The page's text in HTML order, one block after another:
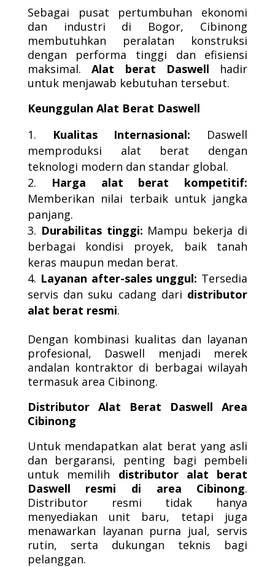
Sebagai pusat pertumbuhan ekonomi
dan industri di Bogor, Cibinong
membutuhkan peralatan konstruksi
dengan performa tinggi dan efisiensi
maksimal.Alat berat Daswell hadir
untuk menjawab kebutuhan tersebut.
Keunggulan Alat Berat Daswell
Kualitas Internasional: Daswell
memproduksi alat berat dengan
teknologi modern dan standar global.
Harga alat berat kompetitif:
Memberikan nilai terbaik untuk jangka
panjang.
Durabilitas tinggi: Mampu bekerja di
berbagai kondisi proyek, baik tanah
keras maupun medan berat.
Layanan after-sales unggul: Tersedia
servis dan suku cadang dari distributor
alat berat resmi.
Dengan kombinasi kualitas dan layanan
profesional, Daswell menjadi merek
andalan kontraktor di berbagai wilayah
termasuk area Cibinong.
Distributor Alat Berat Daswell Area
Cibinong
Untuk mendapatkan alat berat yang asli
dan bergaransi, penting bagi pembeli
untuk memilih distributor alat berat
Daswell resmi di area Cibinong.
Distributor resmi tidak hanya
menyediakan unit baru, tetapi juga
menawarkan layanan purna jual, servis
rutin, serta dukungan teknis bagi
pelanggan.